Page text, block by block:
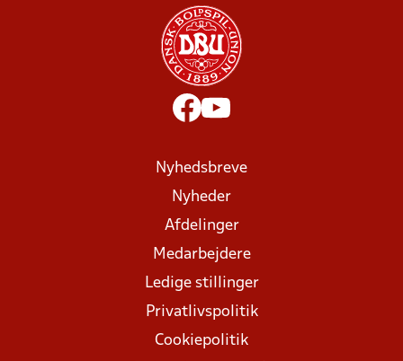
Nyhedsbreve
Nyheder
Afdelinger
Medarbejdere
Ledige stillinger
Privatlivspolitik
Cookiepolitik